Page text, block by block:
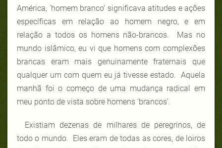
América, ‘homem branco’ significava atitudes e ações
específicas em relação ao homem negro, e em
relação a todos os homens não-brancos. Mas no
mundo islâmico, eu vi que homens com complexões
brancas eram mais genuinamente fraternais que
qualquer um com quem eu já tivesse estado. Aquela
manhã foi o começo de uma mudança radical em
meu ponto de vista sobre homens ‘brancos’.
Existiam dezenas de milhares de peregrinos, de
todo o mundo. Eles eram de todas as cores, de loiros